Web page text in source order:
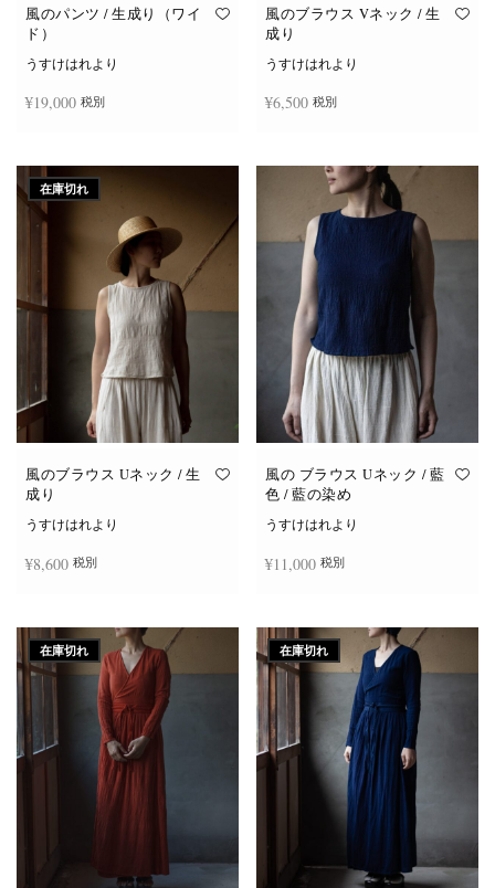
オ
ジ
選
択
で
き
ま
す
オ
ジ
か
ら
選
風のパンツ / 生成り（ワイ
ド）
うすけはれより
¥19,000 税別
風のブラウス Vネック / 生
成り
うすけはれより
¥6,500 税別
在庫切れ
風のブラウス Uネック / 生
成り
うすけはれより
¥8,600 税別
風の ブラウス Uネック / 藍
色 / 藍の染め
うすけはれより
¥11,000 税別
在庫切れ 在庫切れ